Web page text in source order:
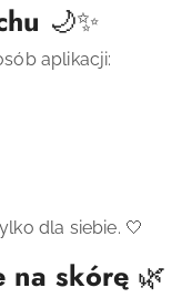
🌙✨
aplikacji:
dla siebie. 🤍
na skórę 🌿